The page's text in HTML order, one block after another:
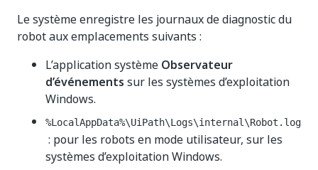
Le système enregistre les journaux de diagnostic du
robot aux emplacements suivants :
L’application système Observateur
d’événements sur les systèmes d’exploitation
Windows.
%LocalAppData%\UiPath\Logs\internal\Robot.log
: pour les robots en mode utilisateur, sur les
systèmes d’exploitation Windows.